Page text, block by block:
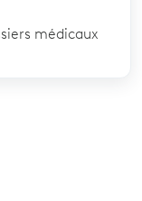
médicaux